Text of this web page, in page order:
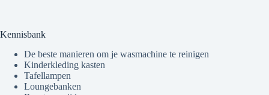
Kennisbank
De beste manieren om je wasmachine te reinigen
Kinderkleding kasten
Tafellampen
Loungebanken